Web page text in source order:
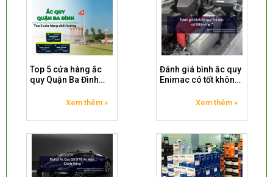
Top 5 cửa hàng ắc
quy Quận Ba Đình
Xem thêm »
Đánh giá bình ắc quy
Enimac có tốt không
Xem thêm »